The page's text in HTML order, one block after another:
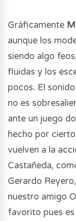
Gráficamente
aunque los
siendo algo
fluidas y los
pocos. El
no es
ante un juego
hecho por
vuelven a la
Castañeda,
Gerardo
nuestro amigo
favorito pues